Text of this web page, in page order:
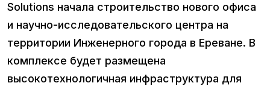
Solutions начала строительство нового офиса
и научно-исследовательского центра на
территории Инженерного города в Ереване. В
комплексе будет размещена
высокотехнологичная инфраструктура для